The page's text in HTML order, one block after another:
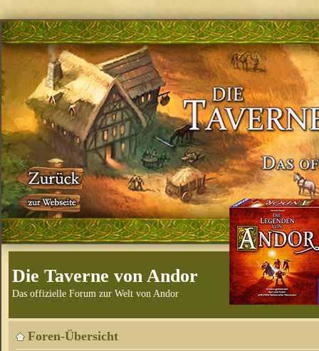
Die Taverne von Andor
Das offizielle Forum zur Welt von Andor
Foren-Übersicht